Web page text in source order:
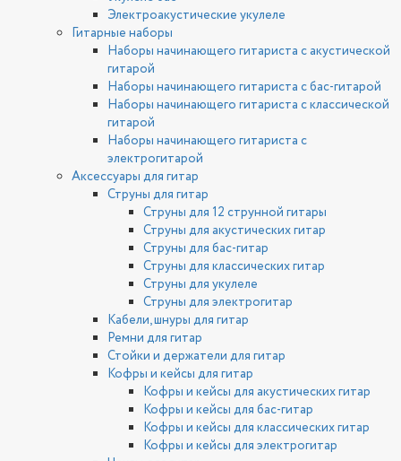
Электроакустические укулеле
Гитарные наборы
Наборы начинающего гитариста с акустической
гитарой
Наборы начинающего гитариста с бас-гитарой
Наборы начинающего гитариста с классической
гитарой
Наборы начинающего гитариста с
электрогитарой
Аксессуары для гитар
Струны для гитар
Струны для 12 струнной гитары
Струны для акустических гитар
Струны для бас-гитар
Струны для классических гитар
Струны для укулеле
Струны для электрогитар
Кабели, шнуры для гитар
Ремни для гитар
Стойки и держатели для гитар
Кофры и кейсы для гитар
Кофры и кейсы для акустических гитар
Кофры и кейсы для бас-гитар
Кофры и кейсы для классических гитар
Кофры и кейсы для электрогитар